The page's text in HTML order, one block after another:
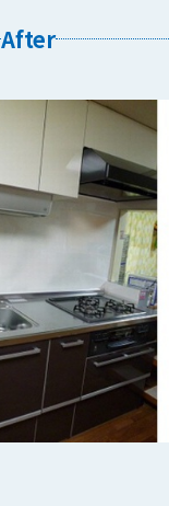
After